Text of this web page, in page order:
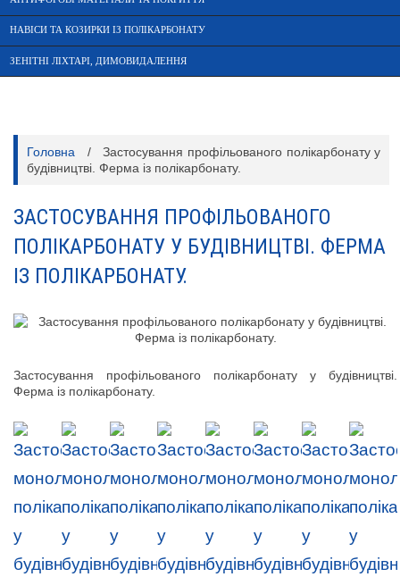
НАВІСИ ТА КОЗИРКИ ІЗ ПОЛІКАРБОНАТУ
ЗЕНІТНІ ЛІХТАРІ, ДИМОВИДАЛЕННЯ
Головна /
Застосування профільованого полікарбонату у
будівництві. Ферма із полікарбонату.
ЗАСТОСУВАННЯ ПРОФІЛЬОВАНОГО
ПОЛІКАРБОНАТУ У БУДІВНИЦТВІ. ФЕРМА
ІЗ ПОЛІКАРБОНАТУ.
Застосування профільованого полікарбонату у будівництві.
Ферма із полікарбонату.